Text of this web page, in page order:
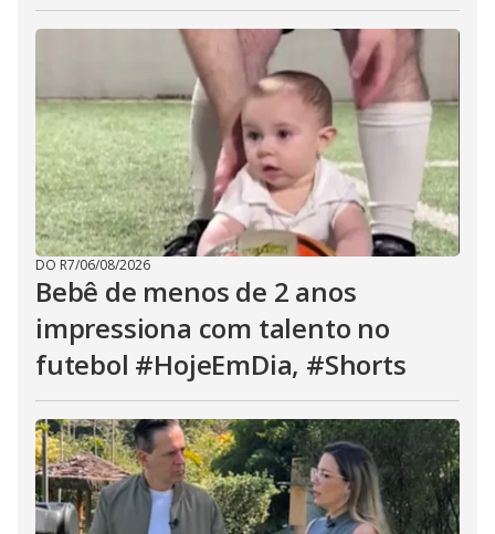
DO R7/06/08/2026
Bebê de menos de 2 anos
impressiona com talento no
futebol #HojeEmDia, #Shorts